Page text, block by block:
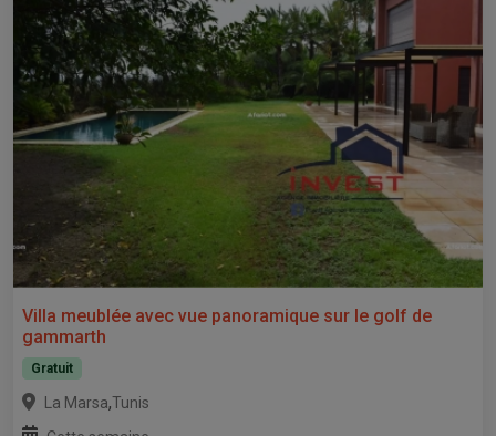
Villa meublée avec vue panoramique sur le golf de
gammarth
Gratuit
La Marsa,Tunis